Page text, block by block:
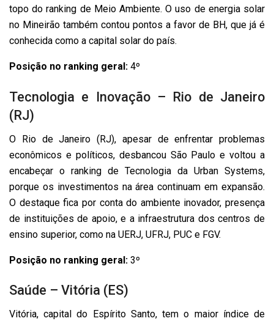
topo do ranking de Meio Ambiente. O uso de energia solar
no Mineirão também contou pontos a favor de BH, que já é
conhecida como a capital solar do país.
Posição no ranking geral: 4º
Tecnologia e Inovação – Rio de Janeiro
(RJ)
O Rio de Janeiro (RJ), apesar de enfrentar problemas
econômicos e políticos, desbancou São Paulo e voltou a
encabeçar o ranking de Tecnologia da Urban Systems,
porque os investimentos na área continuam em expansão.
O destaque fica por conta do ambiente inovador, presença
de instituições de apoio, e a infraestrutura dos centros de
ensino superior, como na UERJ, UFRJ, PUC e FGV.
Posição no ranking geral: 3º
Saúde – Vitória (ES)
Vitória, capital do Espírito Santo, tem o maior índice de